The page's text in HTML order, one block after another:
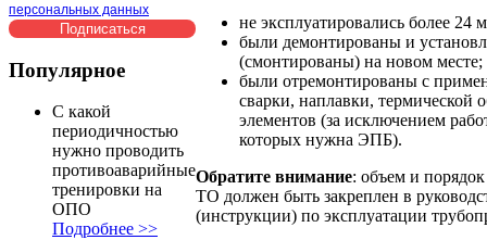
персональных данных
Популярное
С какой
периодичностью
нужно проводить
противоаварийные
тренировки на
ОПО
Подробнее >>
не эксплуатировались более 24
были демонтированы и
(смонтированы) на новом месте;
были отремонтированы с
сварки, наплавки, термической
элементов (за исключением
которых нужна ЭПБ).
Обратите внимание: объем и
ТО должен быть закреплен в
(инструкции) по эксплуатации